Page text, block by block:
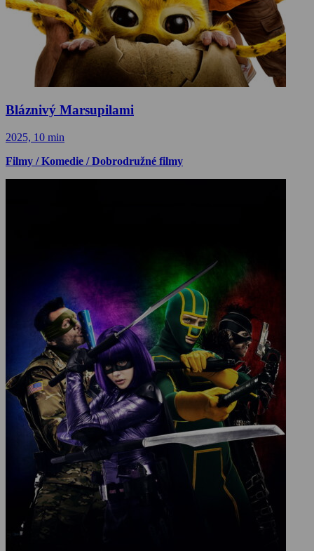
Bláznivý Marsupilami
2025, 10 min
Filmy / Komedie / Dobrodružné filmy